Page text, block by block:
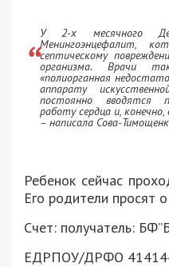
У 2-х месячного
Менингоэнцефалит,
септическому
организма. Врачи
«полиорганная
аппарату
постоянно вводятся
работу сердца и,
– написала Сова-
Ребенок сейчас
Его родители просят
Cчет: получатель:
ЕДРПОУ/ДРФО